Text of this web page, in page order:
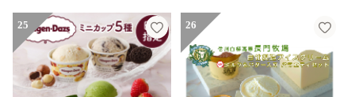
康 美味しい 人気 送料無料 おす
すめ【4066148】
養素 バランス栄養食 栄養補給
仕事 勉強 スポーツ 防災 災害
地震 非常食 常備食 備蓄 受験
受験応援 新生活 大塚製薬】MS
-2
25 26